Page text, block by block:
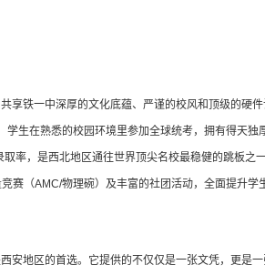
铁一中深厚的文化底蕴、严谨的校风和顶级的硬件
生在熟悉的校园环境里参加全球统考，拥有得天独
率，是西北地区通往世界顶尖名校最稳健的跳板之一
赛（AMC/物理碗）及丰富的社团活动，全面提升学
地区的首选。它提供的不仅仅是一张文凭，更是一